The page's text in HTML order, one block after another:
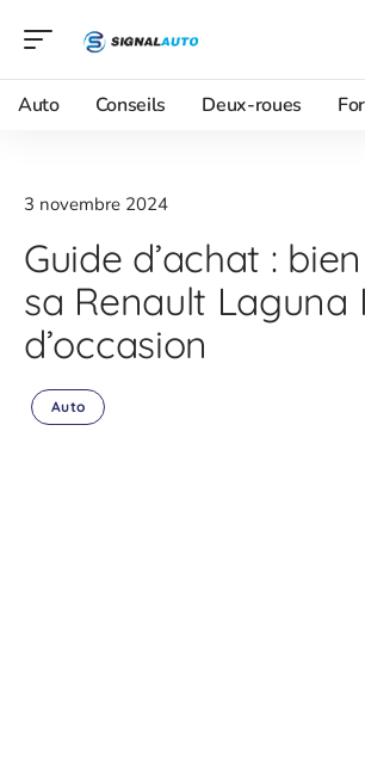
Auto Conseils Deux-roues
3 novembre 2024
Guide d’achat :
sa Renault Laguna I
d’occasion
Auto